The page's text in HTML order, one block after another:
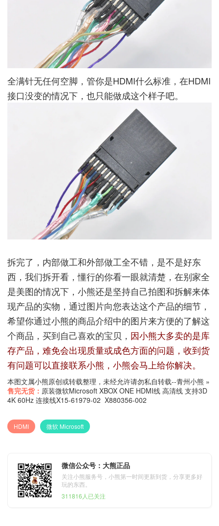
全满针无任何空脚，管你是HDMI什么标准，在HDMI
接口没变的情况下，也只能做成这个样子吧。
拆完了，内部做工和外部做工全不错，是不是好东
西，我们拆开看，懂行的你看一眼就清楚，在别家全
是美图的情况下，小熊还是坚持自己拍图和拆解来体
现产品的实物，通过图片向您表达这个产品的细节，
希望你通过小熊的商品介绍中的图片来方便的了解这
个商品，买到自己喜欢的宝贝， 因小熊大多卖的是库
存产品，难免会出现质量或成色方面的问题，收到货
有问题可以直接联系小熊，小熊会马上给你解决。
本图文属小熊原创或转载整理，未经允许请勿私自转载--青州小熊 »
售完无货： 原装微软Microsoft XBOX ONE HDMI线 高清线 支持3D
4K 60Hz 连接线X15-61979-02 X880356-002
HDMI 微软 Microsoft
微信公众号：大熊正品
关注小熊服务号，小熊第一时间更新到货，分享更多好
玩的东西。
311816人已关注